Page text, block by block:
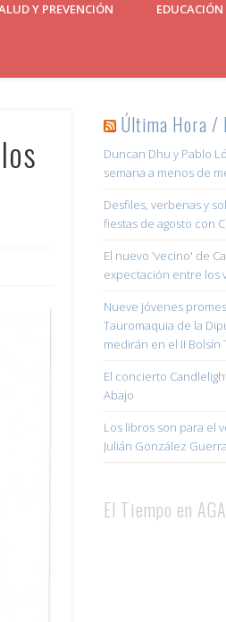
Y PREVENCIÓN
Última Hora /
Duncan Dhu y Pablo
semana a menos de
Desfiles, verbenas y
fiestas de agosto con
El nuevo 'vecino' de
expectación entre los
Nueve jóvenes
Tauromaquia de la
medirán en el II
El concierto
Abajo
Los libros son para el
Julián González
El Tiempo en